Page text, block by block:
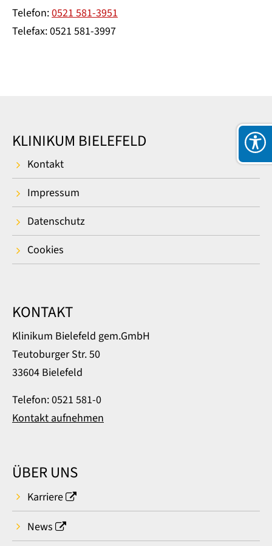
Telefon:0521 581-3951
Telefax: 0521 581-3997
KLINIKUM BIELEFELD
Kontakt
Impressum
Datenschutz
Cookies
KONTAKT
Klinikum Bielefeld gem.GmbH
Teutoburger Str. 50
33604 Bielefeld
Telefon: 0521 581-0
Kontakt aufnehmen
ÜBER UNS
Karriere
News